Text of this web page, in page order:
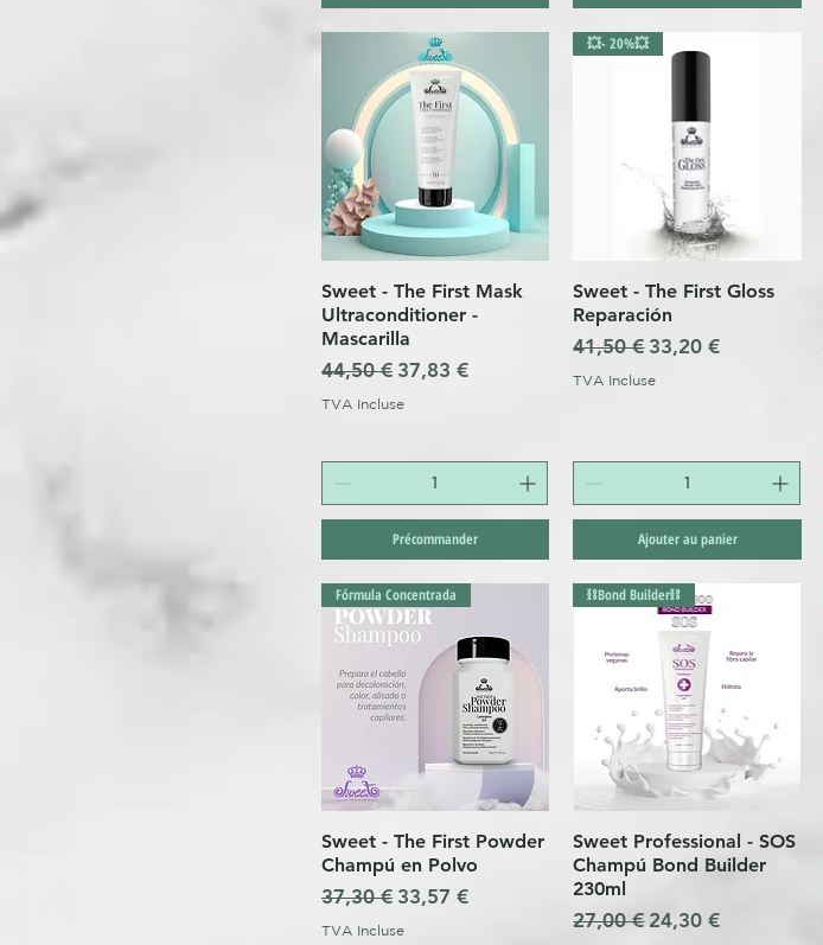
Aperçu rapide
Sweet - The First Mask
Ultraconditioner -
Mascarilla
Prix original
44,50 € Prix promotionnel
37,83 €
TVA Incluse
Précommander
Aperçu rapide
💥- 20%💥
Sweet - The First Gloss
Reparación
Prix original
41,50 € Prix promotionnel
33,20 €
TVA Incluse
Ajouter au panier
Aperçu rapide
Fórmula Concentrada
Sweet - The First Powder
Champú en Polvo
Prix original
37,30 € Prix promotionnel
33,57 €
TVA Incluse
Aperçu rapide
⛓️Bond Builder⛓️
Sweet Professional - SOS
Champú Bond Builder
230ml
Prix original
27,00 € Prix promotionnel
24,30 €